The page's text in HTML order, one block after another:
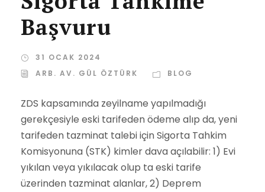
Başvuru
31 OCAK 2024
ARB. AV. GÜL ÖZTÜRK
BLOG
ZDS kapsamında zeyilname yapılmadığı
gerekçesiyle eski tarifeden ödeme alıp da, yeni
tarifeden tazminat talebi için Sigorta Tahkim
Komisyonuna (STK) kimler dava açılabilir: 1) Evi
yıkılan veya yıkılacak olup ta eski tarife
üzerinden tazminat alanlar, 2) Deprem